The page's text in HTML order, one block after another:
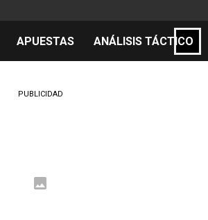
APUESTAS ANÁLISIS TÁCTICO
PUBLICIDAD